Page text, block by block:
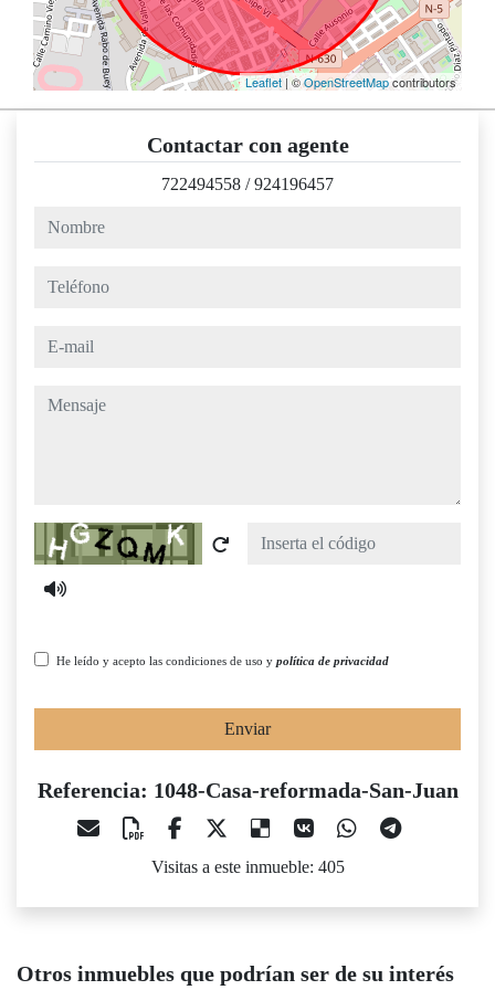
Leaflet | ©OpenStreetMapcontributors
Contactar con agente
722494558 /924196457
nombre
teléfono
e-mail
mensaje
Captcha
He leído y acepto las condiciones de uso y política de privacidad
Enviar
Referencia: 1048-Casa-reformada-San-Juan
Visitas a este inmueble: 405
Otros inmuebles que podrían ser de su interés